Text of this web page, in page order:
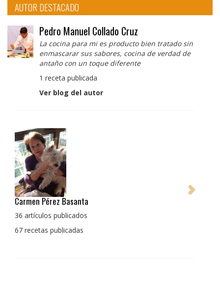
AUTOR DESTACADO
Pedro Manuel Collado Cruz
La cocina para mi es producto bien tratado sin
enmascarar sus sabores, cocina de verdad de
antaño con un toque diferente
1 receta publicada
Ver blog del autor
Carmen Pérez Basanta
36 artículos publicados
67 recetas publicadas